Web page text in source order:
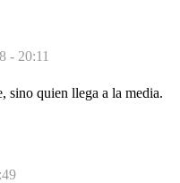
- 20:11
sino quien llega a la media.